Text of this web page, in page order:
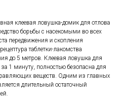
клеевая ловушка-домик для отлова
борьбы с насекомыми во всех
передвижения и скопления
таблетки-лакомства
до 5 метров. Клеевая ловушка для
за 1 минуту, полностью безопасна для
веществ. Одним из главных
длительный остаточный